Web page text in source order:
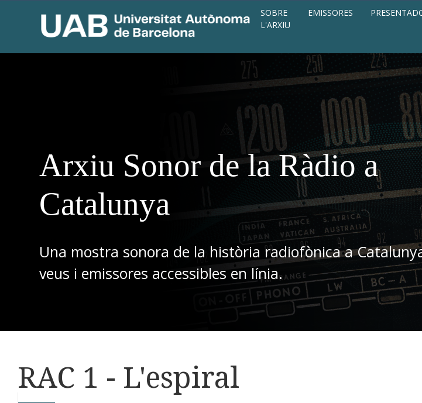
SOBRE
L'ARXIU
EMISSORES
Arxiu Sonor de la Ràdio a
Catalunya
Una mostra sonora de la història radiofònica a
veus i emissores accessibles en línia.
RAC 1 - L'espiral